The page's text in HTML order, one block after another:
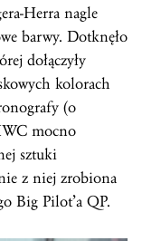
Herra nagle
barwy. Dotknęło
dołączyły
kolorach
(o
mocno
sztuki
z niej zrobiona
Big Pilot’a QP.